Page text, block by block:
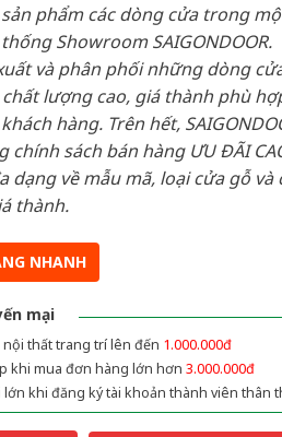
phẩm các dòng cửa trong
Showroom SAIGONDOOR.
và phân phối những dòng
lượng cao, giá thành phù
hàng. Trên hết,
chính sách bán hàng ƯU ĐÃI
dạng về mẫu mã, loại cửa gỗ và
thành.
NHANH
mại
thất trang trí lên đến 1.000.000đ
khi mua đơn hàng lớn hơn 3.000.000đ
lớn khi đăng ký tài khoản thành viên thân